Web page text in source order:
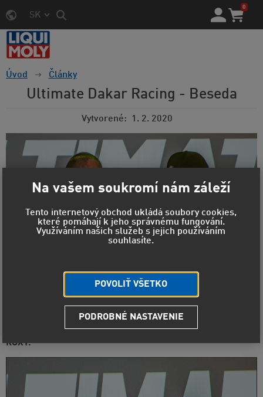
SK
0
Úvod Články
Ultimate Dakar Racing - Beseda
Vytvorené 1. 2. 2020
ROXY.
Na vašem soukromí nám záleží
Tento internetový obchod ukládá soubory cookies,
které pomáhají k jeho správnému fungování.
Využíváním našich služeb s jejich používáním
souhlasíte.
POVOLIŤ VŠETKO
PODROBNÉ NASTAVENIE